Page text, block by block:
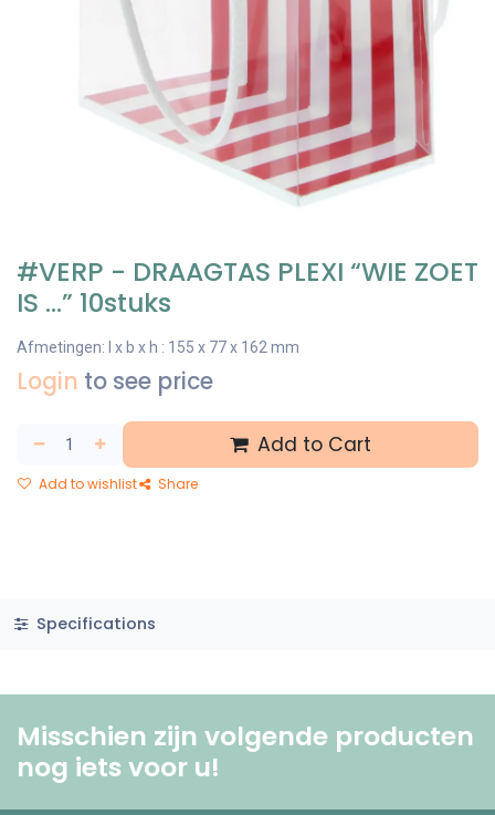
#VERP - DRAAGTAS PLEXI “WIE ZOET
IS …” 10stuks
Afmetingen: l x b x h : 155 x 77 x 162 mm
Login to see price
Add to Cart
Add to wishlist Share
Specifications
Misschien zijn volgende producten
nog iets voor u! ​